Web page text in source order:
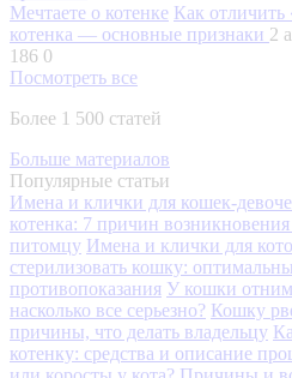
Мечтаете о котенке Как отличить
котенка — основные признаки 2
186 0
Посмотреть все
Более 1 500 статей
Больше материалов
Популярные статьи
Имена и клички для кошек-
котенка: 7 причин
питомцу Имена и клички для
стерилизовать кошку:
противопоказания У кошки
насколько все серьезно? Кошку
причины, что делать владельцу
котенку: средства и описание